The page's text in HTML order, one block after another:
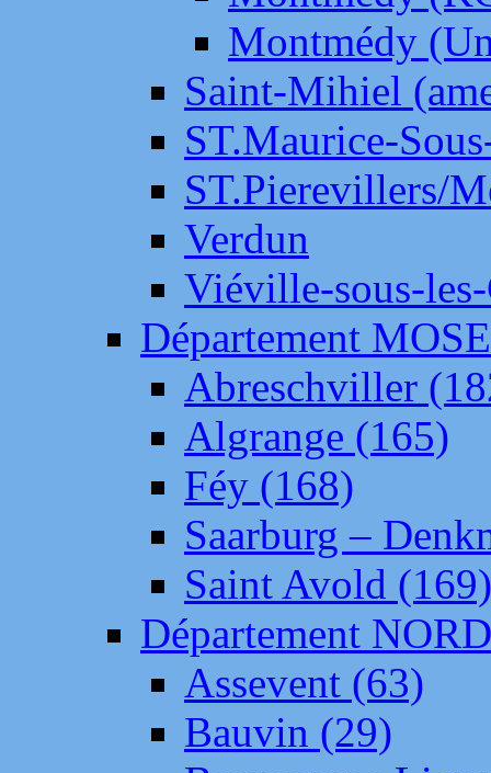
Montmédy
Saint-Mihiel
ST.Maurice-
ST.Pierevillers/
Verdun
Viéville-sous-
Département
Abreschviller
Algrange (165)
Féy (168)
Saarburg –
Saint Avold (169)
Département NORD
Assevent (63)
Bauvin (29)